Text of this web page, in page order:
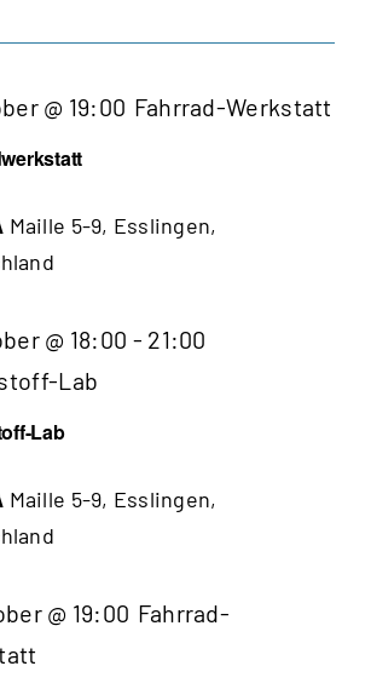
@ 19:00 Fahrrad-Werkstatt
Maille 5-9, Esslingen,
Lab
@ 18:00 - 21:00
Lab
Maille 5-9, Esslingen,
@ 19:00 Fahrrad-